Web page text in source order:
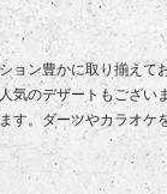
ョン豊かに取り揃えて
気のデザートもございま
。ダーツやカラオケ